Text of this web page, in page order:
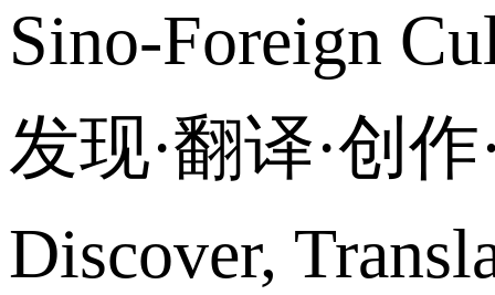
Sino-Foreign
发现·翻译·创
Discover,